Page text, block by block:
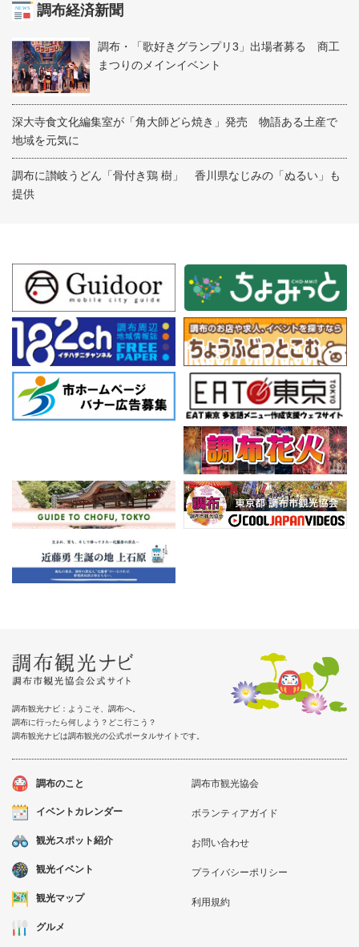
調布経済新聞
調布・「歌好きグランプリ3」出場者募る 商工
まつりのメインイベント
深大寺食文化編集室が「角大師どら焼き」発売 物語ある土産で
地域を元気に
調布に讃岐うどん「骨付き鶏 樹」 香川県なじみの「ぬるい」も
提供
調布観光ナビ：ようこそ、調布へ。
調布に行ったら何しよう？どこ行こう？
調布観光ナビは調布観光の公式ポータルサイトです。
調布のこと
イベントカレンダー
観光スポット紹介
観光イベント
観光マップ
グルメ
調布市観光協会
ボランティアガイド
お問い合わせ
プライバシーポリシー
利用規約